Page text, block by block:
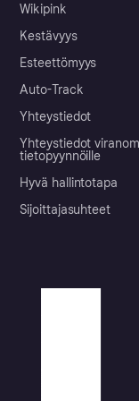
Wikipink
Kestävyys
Esteettömyys
Auto-Track
Yhteystiedot
Yhteystiedot
tietopyynnöille
Hyvä hallintotapa
Sijoittajasuhteet